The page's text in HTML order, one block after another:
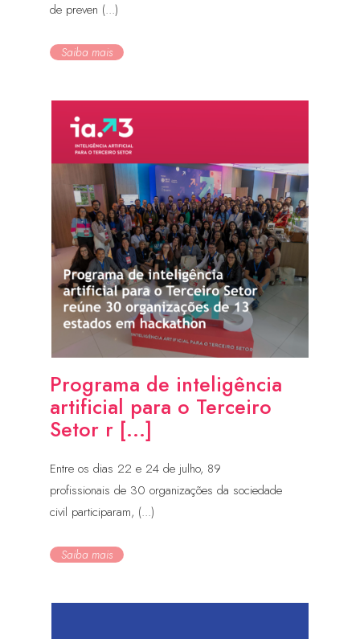
de preven (...)
Saiba mais
Programa de inteligência
artificial para o Terceiro
Setor r [...]
Entre os dias 22 e 24 de julho, 89
profissionais de 30 organizações da sociedade
civil participaram, (...)
Saiba mais